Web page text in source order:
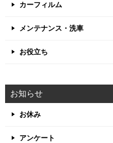
カーフィルム
メンテナンス・洗車
お役立ち
お知らせ
お休み
アンケート